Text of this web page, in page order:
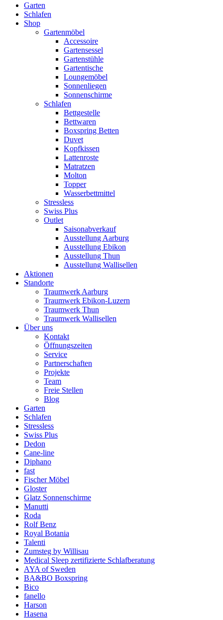
Garten
Schlafen
Shop
Gartenmöbel
Accessoire
Gartensessel
Gartenstühle
Gartentische
Loungemöbel
Sonnenliegen
Sonnenschirme
Schlafen
Bettgestelle
Bettwaren
Boxspring Betten
Duvet
Kopfkissen
Lattenroste
Matratzen
Molton
Topper
Wasserbettmittel
Stressless
Swiss Plus
Outlet
Saisonabverkauf
Ausstellung Aarburg
Ausstellung Ebikon
Ausstellung Thun
Ausstellung Wallisellen
Aktionen
Standorte
Traumwerk Aarburg
Traumwerk Ebikon-Luzern
Traumwerk Thun
Traumwerk Wallisellen
Über uns
Kontakt
Öffnungszeiten
Service
Partnerschaften
Projekte
Team
Freie Stellen
Blog
Garten
Schlafen
Stressless
Swiss Plus
Dedon
Cane-line
Diphano
fast
Fischer Möbel
Gloster
Glatz Sonnenschirme
Manutti
Roda
Rolf Benz
Royal Botania
Talenti
Zumsteg by Willisau
Medical Sleep zertifizierte Schlafberatung
AYA of Sweden
BA&BO Boxspring
Bico
fanello
Harson
Hasena